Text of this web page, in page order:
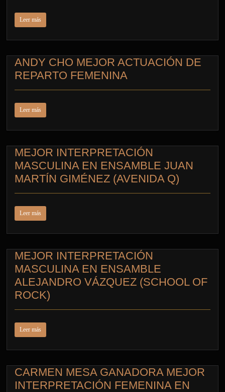
Leer más
ANDY CHO MEJOR ACTUACIÓN DE
REPARTO FEMENINA
Leer más
MEJOR INTERPRETACIÓN
MASCULINA EN ENSAMBLE JUAN
MARTÍN GIMÉNEZ (AVENIDA Q)
Leer más
MEJOR INTERPRETACIÓN
MASCULINA EN ENSAMBLE
ALEJANDRO VÁZQUEZ (SCHOOL OF
ROCK)
Leer más
CARMEN MESA GANADORA MEJOR
INTERPRETACIÓN FEMENINA EN